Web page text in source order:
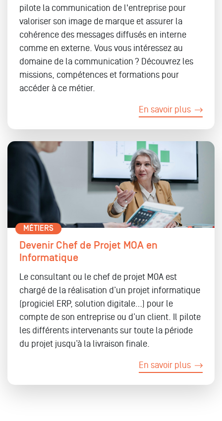
pilote la communication de l'entreprise pour
valoriser son image de marque et assurer la
cohérence des messages diffusés en interne
comme en externe. Vous vous intéressez au
domaine de la communication ? Découvrez les
missions, compétences et formations pour
accéder à ce métier.
En savoir plus
MÉTIERS
Devenir Chef de Projet MOA en
Informatique
Le consultant ou le chef de projet MOA est
chargé de la réalisation d’un projet informatique
(progiciel ERP, solution digitale…) pour le
compte de son entreprise ou d’un client. Il pilote
les différents intervenants sur toute la période
du projet jusqu’à la livraison finale.
En savoir plus